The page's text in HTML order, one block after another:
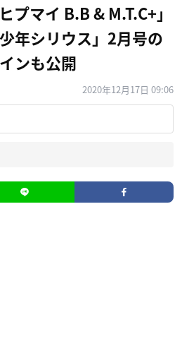
プマイ B.B & M.T.C+」
年シリウス」2月号の
ンも公開
2020年12月17日 09:06